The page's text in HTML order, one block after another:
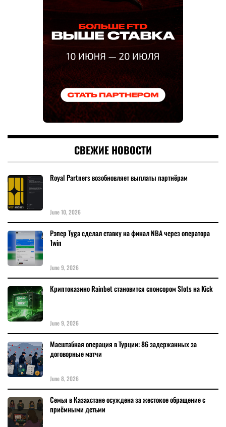
СВЕЖИЕ НОВОСТИ
Royal Partners возобновляет выплаты партнёрам
June 10, 2026
Рэпер Tyga сделал ставку на финал NBA через оператора
1win
June 9, 2026
Криптоказино Rainbet становится спонсором Slots на Kick
June 9, 2026
Масштабная операция в Турции: 86 задержанных за
договорные матчи
June 8, 2026
Семья в Казахстане осуждена за жестокое обращение с
приёмными детьми